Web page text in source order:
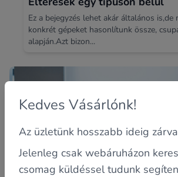
Ez a bejegyzés lehet akár általános is,de
konkrét gépeket hasonlítunk össze,
alapján.Azt bizon...
Kedves Vásárlónk!
Az üzletünk hosszabb ideig
Jelenleg csak webáruházon
csomag küldéssel tudunk